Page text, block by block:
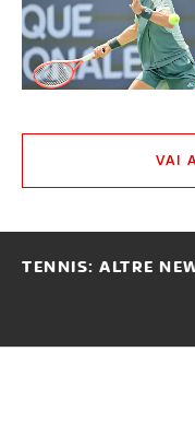
VAI
TENNIS: ALTRE